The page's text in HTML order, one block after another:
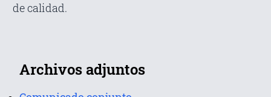
de calidad.
Archivos adjuntos